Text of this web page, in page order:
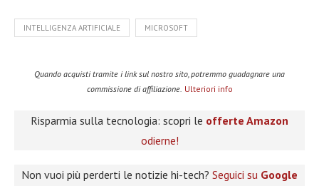
INTELLIGENZA ARTIFICIALE MICROSOFT
Quando acquisti tramite i link sul nostro sito, potremmo guadagnare una
commissione di affiliazione. Ulteriori info
Risparmia sulla tecnologia: scopri le offerte Amazon
odierne!
Non vuoi più perderti le notizie hi-tech? Seguici su Google